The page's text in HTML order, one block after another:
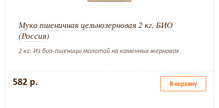
Мука пшеничная цельнозерновая 2 кг, БИО
(Россия)
2 кг. Из био-пшеницы молотой на каменных жерновах
582 р. В корзину